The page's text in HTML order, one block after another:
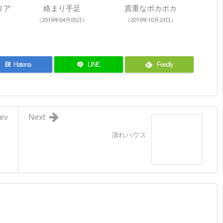
ア 絡まり手足
（2019年04月05日）
貴重なポカポカ
（2019年10月23日）
B! Hatena LINE Feedly
潰れハウス
Next